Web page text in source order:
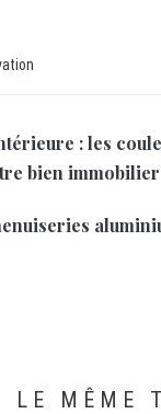
: les
bien immobilier
LE MÊME